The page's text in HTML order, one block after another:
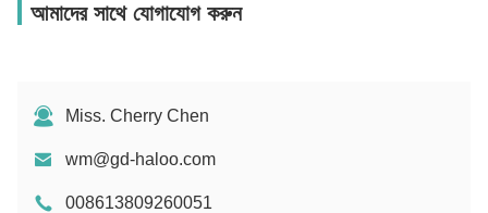
আমাদের সাথে যোগাযোগ করুন
Miss. Cherry Chen
wm@gd-haloo.com
008613809260051